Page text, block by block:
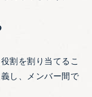
割を割り当てるこ
し、メンバー間で